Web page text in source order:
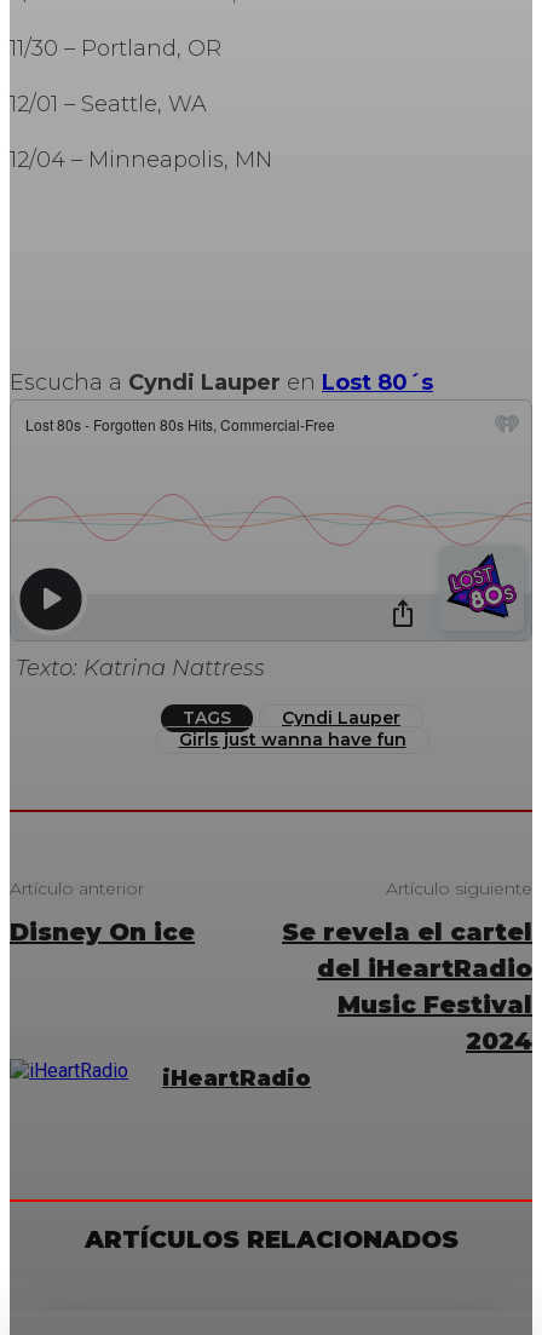
11/30 – Portland, OR
12/01 – Seattle, WA
12/04 – Minneapolis, MN
Escucha a Cyndi Lauper en Lost 80´s
Texto: Katrina Nattress
TAGS
Cyndi Lauper
Girls just wanna have fun
Artículo anterior
Disney On ice
Artículo siguiente
Se revela el cartel
del iHeartRadio
Music Festival
2024
iHeartRadio
ARTÍCULOS RELACIONADOS